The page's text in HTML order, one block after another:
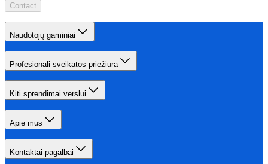
Contact
Naudotojų gaminiai
Profesionali sveikatos priežiūra
Kiti sprendimai verslui
Apie mus
Kontaktai pagalbai